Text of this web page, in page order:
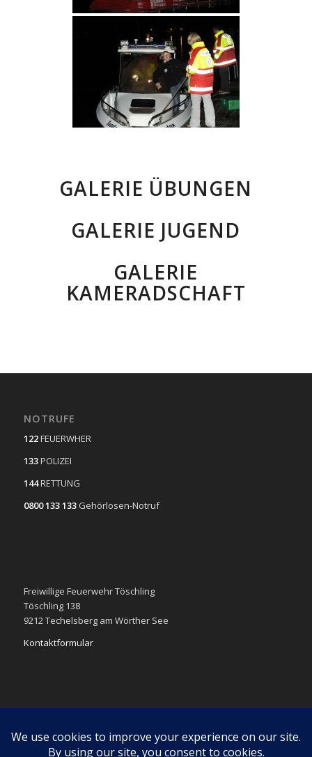
GALERIE ÜBUNGEN
GALERIE JUGEND
GALERIE
KAMERADSCHAFT
NOTRUFE
122FEUERWHER
133POLIZEI
144RETTUNG
0800 133 133 Gehörlosen-Notruf
Freiwillige Feuerwehr Töschling
Töschling 138
9212 Techelsberg am Wörther See
Kontaktformular
Datenschutzerklärung